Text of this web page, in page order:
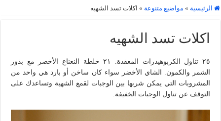
الرئيسية » مواضيع متنوعة » اكلات تسد الشهيه
اكلات تسد الشهيه
٢٥ تناول الكربوهيدرات المعقدة. ٢١ خلطة النعناع الأخضر مع بذور
الشمر والكمون. الشاي الأخضر سواء كان ساخن أو بارد هي واحد من
المشروبات التي يمكن شربها بين الوجبات لقمع الشهية وتساعدك على
التوقف عن تناول الوجبات الخفيفة.